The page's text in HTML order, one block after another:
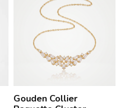
Gouden Collier